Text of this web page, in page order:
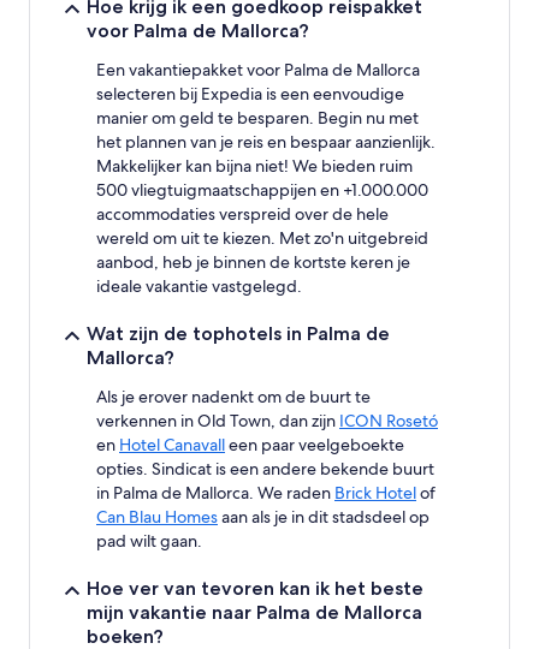
volwassenen.
beschikbaarheid
voorwaarden.
Hoe krijg ik een goedkoop reispakket
voor Palma de Mallorca?
Een vakantiepakket voor Palma de Mallorca
selecteren bij Expedia is een eenvoudige
manier om geld te besparen. Begin nu met
het plannen van je reis en bespaar aanzienlijk.
Makkelijker kan bijna niet! We bieden ruim
500 vliegtuigmaatschappijen en +1.000.000
accommodaties verspreid over de hele
wereld om uit te kiezen. Met zo'n uitgebreid
aanbod, heb je binnen de kortste keren je
ideale vakantie vastgelegd.
Wat zijn de tophotels in Palma de
Mallorca?
Als je erover nadenkt om de buurt te
verkennen in Old Town, dan zijn ICON Rosetó
en Hotel Canavalleen paar veelgeboekte
opties. Sindicat is een andere bekende buurt
in Palma de Mallorca. We raden Brick Hotelof
Can Blau Homesaan als je in dit stadsdeel op
pad wilt gaan.
Hoe ver van tevoren kan ik het beste
mijn vakantie naar Palma de Mallorca
boeken?